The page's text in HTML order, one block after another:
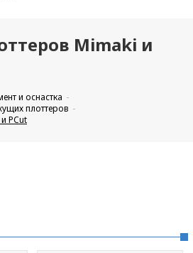
Mimaki и
и оснастка
плоттеров
PCut